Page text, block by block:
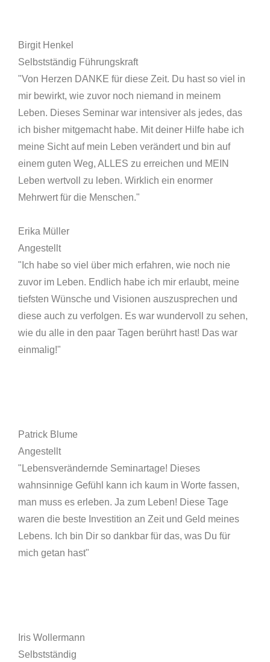
Birgit Henkel
Selbstständig Führungskraft
"Von Herzen DANKE für diese Zeit. Du hast so viel in
mir bewirkt, wie zuvor noch niemand in meinem
Leben. Dieses Seminar war intensiver als jedes, das
ich bisher mitgemacht habe. Mit deiner Hilfe habe ich
meine Sicht auf mein Leben verändert und bin auf
einem guten Weg, ALLES zu erreichen und MEIN
Leben wertvoll zu leben. Wirklich ein enormer
Mehrwert für die Menschen."
Erika Müller
Angestellt
"Ich habe so viel über mich erfahren, wie noch nie
zuvor im Leben. Endlich habe ich mir erlaubt, meine
tiefsten Wünsche und Visionen auszusprechen und
diese auch zu verfolgen. Es war wundervoll zu sehen,
wie du alle in den paar Tagen berührt hast! Das war
einmalig!"
Patrick Blume
Angestellt
"Lebensverändernde Seminartage! Dieses
wahnsinnige Gefühl kann ich kaum in Worte fassen,
man muss es erleben. Ja zum Leben! Diese Tage
waren die beste Investition an Zeit und Geld meines
Lebens. Ich bin Dir so dankbar für das, was Du für
mich getan hast"
Iris Wollermann
Selbstständig